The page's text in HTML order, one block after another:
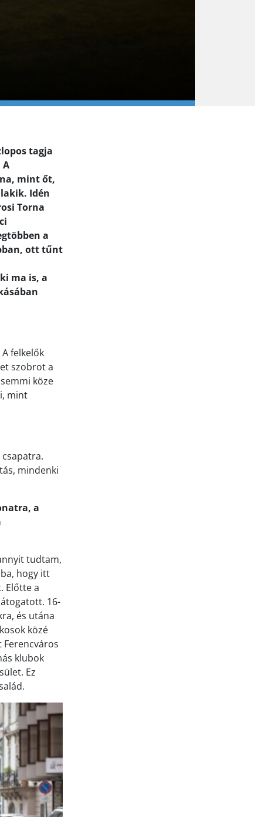
tagja
A
mint őt,
Idén
Torna
a
ott tűnt
ma is, a
felkelők
szobrot a
köze
mint
mindenki
a
tudtam,
hogy itt
Előtte a
16-
és utána
közé
Ferencváros
klubok
Ez